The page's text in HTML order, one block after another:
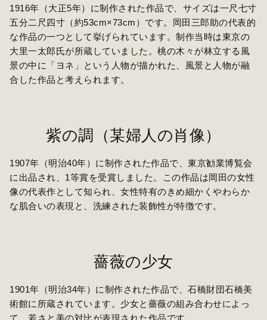
1916年（大正5年）に制作された作品で、サイズは一尺七寸
五分二尺四寸（約53cm×73cm）です。岡田三郎助の代表的
な作品の一つとして挙げられています。制作当時は東京の
大里一太郎氏が所蔵していました。桃の木々が林立する風
景の中に「ヨネ」という人物が描かれた、風景と人物が融
合した作品と考えられます。
紫の調（某婦人の肖像）
1907年（明治40年）に制作された作品で、東京勧業博覧会
に出品され、1等賞を受賞しました。この作品は岡田の女性
像の代表作として知られ、女性特有のきめ細かくやわらか
な肌合いの表現と、洗練された装飾性が特徴です。
薔薇の少女
1901年（明治34年）に制作された作品で、石橋財団石橋美
術館に所蔵されています。少女と薔薇の組み合わせによっ
て、若さと美の対比が表現された作品です。